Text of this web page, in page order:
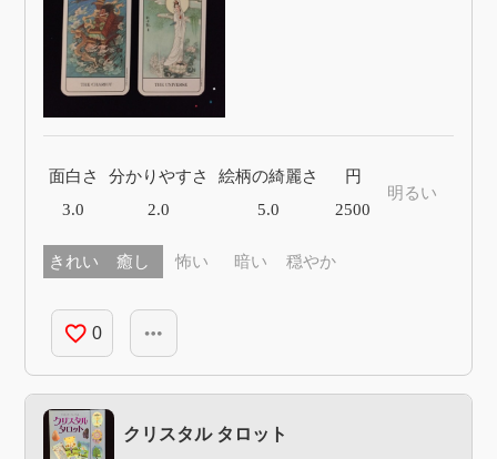
面白さ
3.0
分かりやすさ
2.0
絵柄の綺麗さ
5.0
円
2500
明るい
きれい 癒し 怖い 暗い 穏やか
favorite_border 0 more_horiz
クリスタル タロット